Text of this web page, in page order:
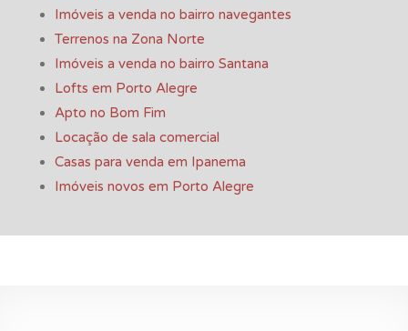
Imóveis a venda no bairro navegantes
Terrenos na Zona Norte
Imóveis a venda no bairro Santana
Lofts em Porto Alegre
Apto no Bom Fim
Locação de sala comercial
Casas para venda em Ipanema
Imóveis novos em Porto Alegre